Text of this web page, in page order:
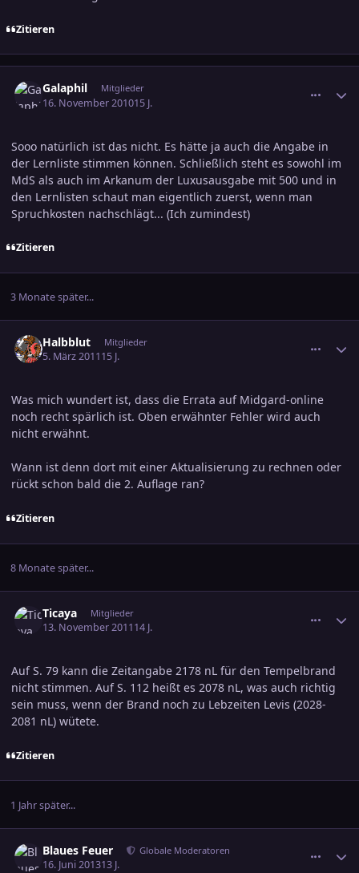
Zitieren
Galaphil Mitglieder
16. November 201015 J.
Sooo natürlich ist das nicht. Es hätte ja auch die Angabe in
der Lernliste stimmen können. Schließlich steht es sowohl im
MdS als auch im Arkanum der Luxusausgabe mit 500 und in
den Lernlisten schaut man eigentlich zuerst, wenn man
Spruchkosten nachschlägt... (Ich zumindest)
Zitieren
3 Monate später...
Halbblut Mitglieder
5. März 201115 J.
Was mich wundert ist, dass die Errata auf Midgard-online
noch recht spärlich ist. Oben erwähnter Fehler wird auch
nicht erwähnt.
Wann ist denn dort mit einer Aktualisierung zu rechnen oder
rückt schon bald die 2. Auflage ran?
Zitieren
8 Monate später...
Ticaya Mitglieder
13. November 201114 J.
Auf S. 79 kann die Zeitangabe 2178 nL für den Tempelbrand
nicht stimmen. Auf S. 112 heißt es 2078 nL, was auch richtig
sein muss, wenn der Brand noch zu Lebzeiten Levis (2028-
2081 nL) wütete.
Zitieren
1 Jahr später...
Blaues Feuer Globale Moderatoren
16. Juni 201313 J.